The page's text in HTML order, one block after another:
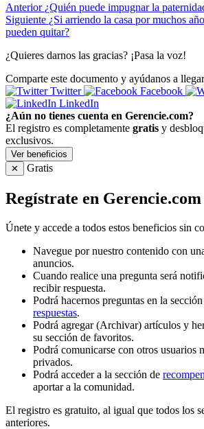
Anterior ¿Quién puede impugnar la
Siguiente ¿Si arriendo la casa por muchos
pueden quitar?
¿Quieres darnos las gracias? ¡Pasa la voz!
Comparte este documento y ayúdanos a
Twitter
Facebook
LinkedIn
¿Aún no tienes cuenta en Gerencie.com?
El registro es completamente gratis y
exclusivos.
Ver beneficios
✕
Gratis
Regístrate en Gerencie.com
Únete y accede a todos estos beneficios sin
Navegue por nuestro contenido con
anuncios.
Cuando realice una pregunta será
recibir respuesta.
Podrá hacernos preguntas en la
respuestas.
Podrá agregar (Archivar) artículos y
su sección de favoritos.
Podrá comunicarse con otros usuarios
privados.
Podrá acceder a la sección de
aportar a la comunidad.
El registro es gratuito, al igual que todos los
anteriores.